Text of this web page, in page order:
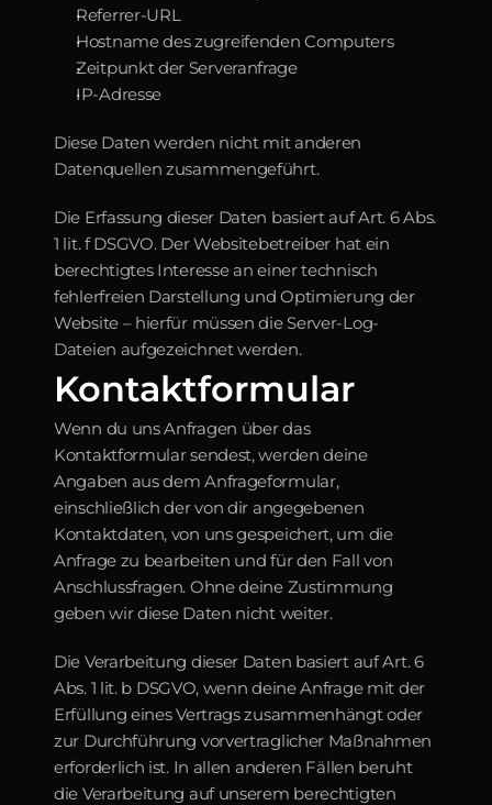
Referrer-URL
Hostname des zugreifenden Computers
Zeitpunkt der Serveranfrage
IP-Adresse
Diese Daten werden nicht mit anderen
Datenquellen zusammengeführt.
Die Erfassung dieser Daten basiert auf Art. 6 Abs.
1 lit. f DSGVO. Der Websitebetreiber hat ein
berechtigtes Interesse an einer technisch
fehlerfreien Darstellung und Optimierung der
Website – hierfür müssen die Server-Log-
Dateien aufgezeichnet werden.
Kontaktformular
Wenn du uns Anfragen über das
Kontaktformular sendest, werden deine
Angaben aus dem Anfrageformular,
einschließlich der von dir angegebenen
Kontaktdaten, von uns gespeichert, um die
Anfrage zu bearbeiten und für den Fall von
Anschlussfragen. Ohne deine Zustimmung
geben wir diese Daten nicht weiter.
Die Verarbeitung dieser Daten basiert auf Art. 6
Abs. 1 lit. b DSGVO, wenn deine Anfrage mit der
Erfüllung eines Vertrags zusammenhängt oder
zur Durchführung vorvertraglicher Maßnahmen
erforderlich ist. In allen anderen Fällen beruht
die Verarbeitung auf unserem berechtigten